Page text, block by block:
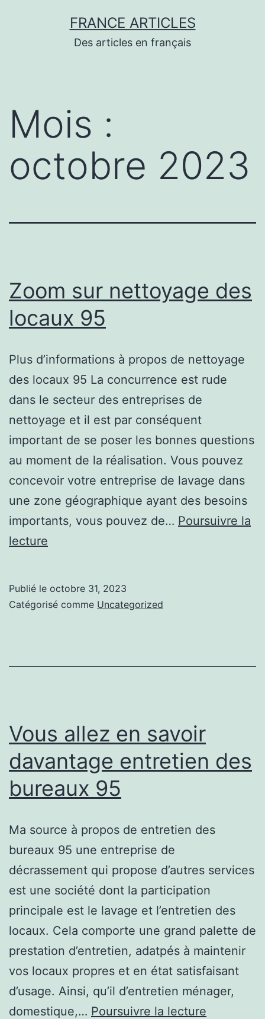
FRANCE ARTICLES
Des articles en français
Mois :
octobre 2023
Zoom sur nettoyage des
locaux 95
Plus d’informations à propos de nettoyage
des locaux 95 La concurrence est rude
dans le secteur des entreprises de
nettoyage et il est par conséquent
important de se poser les bonnes questions
au moment de la réalisation. Vous pouvez
concevoir votre entreprise de lavage dans
une zone géographique ayant des besoins
importants, vous pouvez de… Poursuivre la
lecture
des
Publié le octobre 31, 2023
Catégorisé comme Uncategorized
Vous allez en savoir
davantage entretien des
bureaux 95
Ma source à propos de entretien des
bureaux 95 une entreprise de
décrassement qui propose d’autres services
est une société dont la participation
principale est le lavage et l’entretien des
locaux. Cela comporte une grand palette de
prestation d’entretien, adatpés à maintenir
vos locaux propres et en état satisfaisant
d’usage. Ainsi, qu’il d’entretien ménager,
domestique,… Poursuivre la lecture